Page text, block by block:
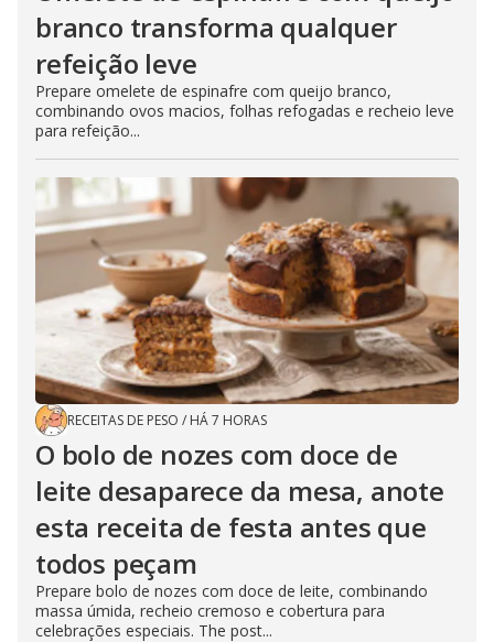
branco transforma qualquer
refeição leve
Prepare omelete de espinafre com queijo branco,
combinando ovos macios, folhas refogadas e recheio leve
para refeição...
RECEITAS DE PESO / HÁ 7 HORAS
O bolo de nozes com doce de
leite desaparece da mesa, anote
esta receita de festa antes que
todos peçam
Prepare bolo de nozes com doce de leite, combinando
massa úmida, recheio cremoso e cobertura para
celebrações especiais. The post...